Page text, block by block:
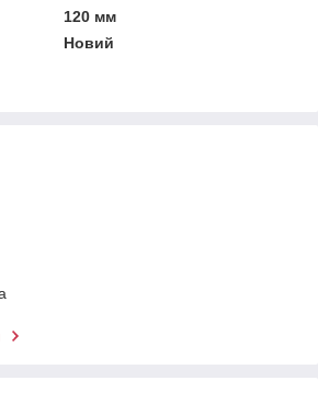
120 мм
Новий